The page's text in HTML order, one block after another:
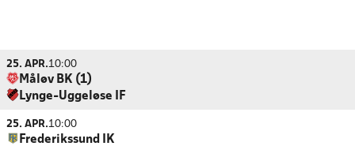
25. APR.10:00
Måløv BK (1)
Lynge-Uggeløse IF
25. APR.10:00
Frederikssund IK